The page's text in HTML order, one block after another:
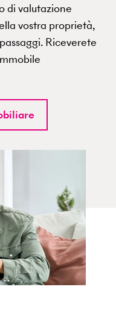
di valutazione
vostra proprietà,
Riceverete